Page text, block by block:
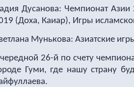
Дусанова: Чемпионат
(Доха, Каиар), Игры
Мунькова: Азиатские
26-й по счету
Гуми, где нашу страну